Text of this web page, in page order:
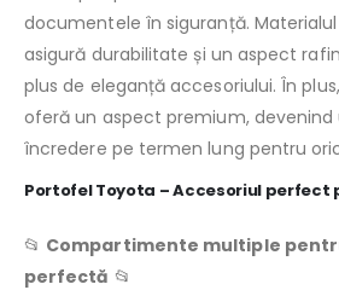
documentele în siguranță.
asigură durabilitate și un aspect
plus de eleganță accesoriului. În
oferă un aspect premium,
încredere pe termen lung pentru
Portofel Toyota – Accesoriul perfect
📂 Compartimente multiple
perfectă 📂